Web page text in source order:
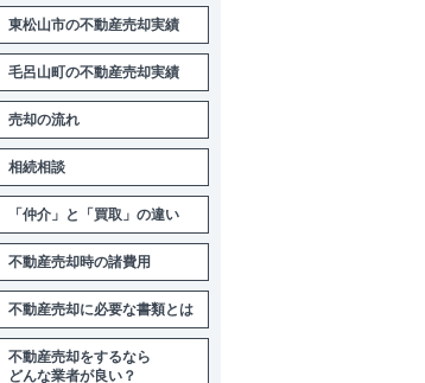
東松山市の不動産売却実績
毛呂山町の不動産売却実績
売却の流れ
相続相談
「仲介」と「買取」の違い
不動産売却時の諸費用
不動産売却に必要な書類とは
不動産売却をするなら
どんな業者が良い？